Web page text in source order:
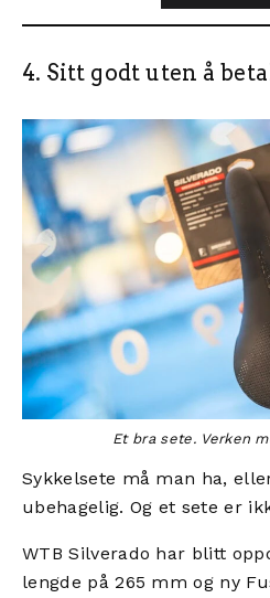
4. Sitt godt uten å
Et bra sete. Verken
Sykkelsete må man ha,
ubehagelig. Og et sete er
WTB Silverado har blitt
lengde på 265 mm og ny